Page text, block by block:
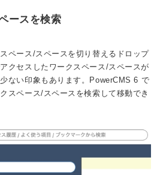
ースを検索
ペース/スペースを切り替えるドロップ
クセスしたワークスペース/スペースが
ない印象もあります。PowerCMS 6 で
スペース/スペースを検索して移動でき